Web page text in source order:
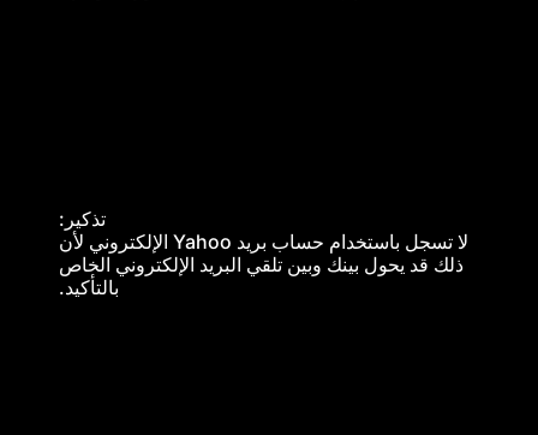
تذكير:
لا تسجل باستخدام حساب بريد Yahoo الإلكتروني لأن
ذلك قد يحول بينك وبين تلقي البريد الإلكتروني الخاص
بالتأكيد.